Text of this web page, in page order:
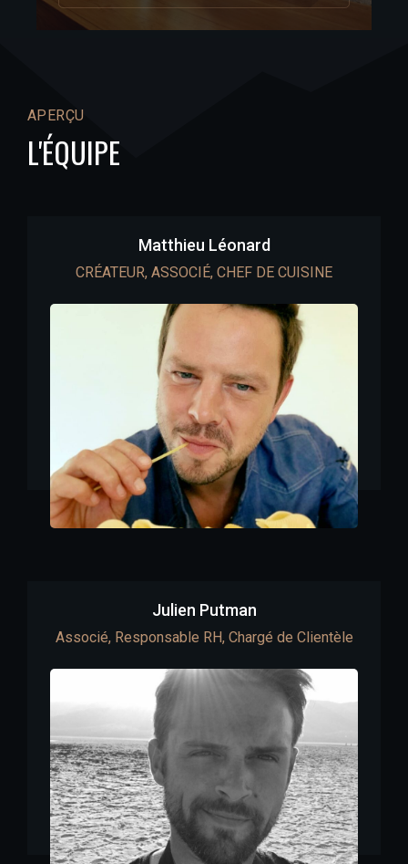
APERÇU
L'ÉQUIPE
Matthieu Léonard
CRÉATEUR, ASSOCIÉ, CHEF DE CUISINE
Julien Putman
Associé, Responsable RH, Chargé de Clientèle